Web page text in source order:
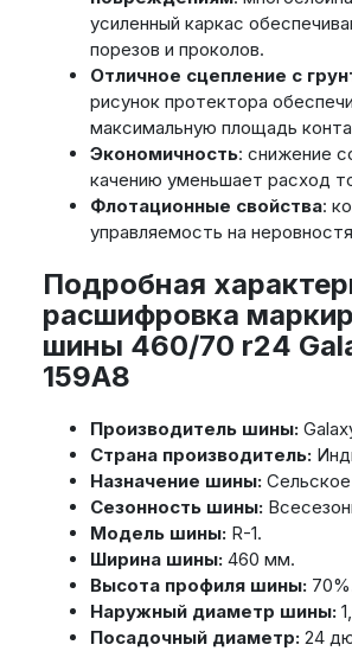
усиленный каркас
порезов и проколов.
Отличное сцепление с
рисунок протектора
максимальную площадь
Экономичность: снижение
качению уменьшает расход
Флотационные свойства:
управляемость на
Подробная
расшифровка
шины 460/70 r24
159A8
Производитель шины:
Страна производитель:
Назначение шины:Сельское
Сезонность шины:
Модель шины:R-1.
Ширина шины:460 мм.
Высота профиля шины:
Наружный диаметр шины:
Посадочный диаметр:24